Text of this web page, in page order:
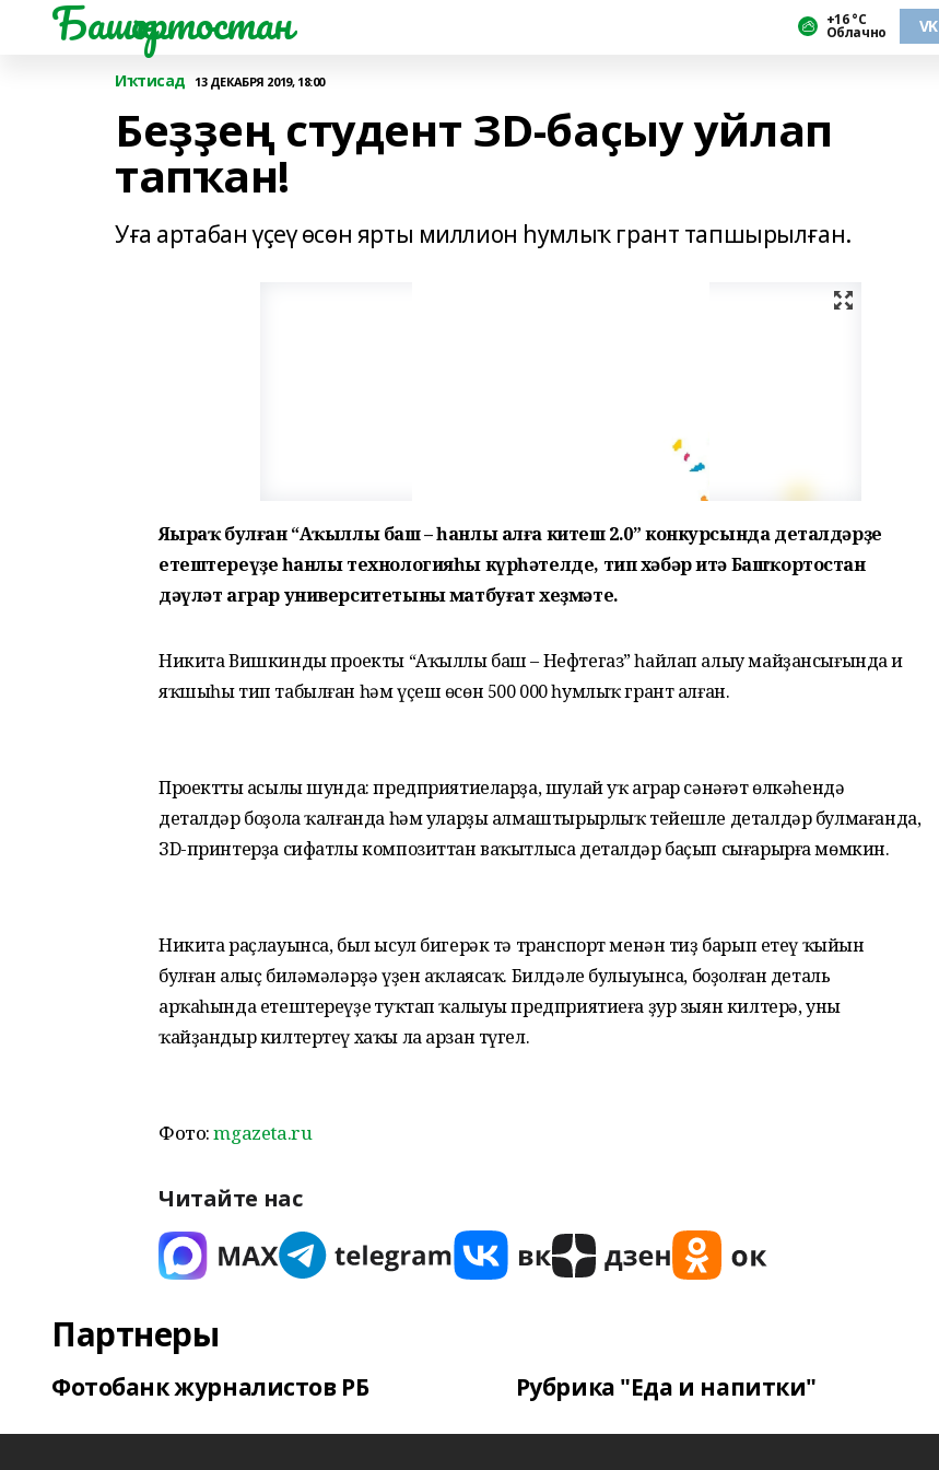
Башҡортостан +16 °С
Облачно VK
Иҡтисад 13 ДЕКАБРЯ 2019, 18:00
Беҙҙең студент ЗD-баҫыу уйлап
тапҡан!
Уға артабан үҫеү өсөн ярты миллион һумлыҡ грант тапшырылған.
Яңыраҡ булған “Аҡыллы баш – һанлы алға китеш 2.0” конкурсында деталдәрҙе
етештереүҙең һанлы технологияһы күрһәтелде, тип хәбәр итә Башҡортостан
дәүләт аграр университетының матбуғат хеҙмәте.
Никита Вишкиндың проекты “Аҡыллы баш – Нефтегаз” һайлап алыу майҙансығында иң
яҡшыһы тип табылған һәм үҫеш өсөн 500 000 һумлыҡ грант алған.
Проекттың асылы шунда: предприятиеларҙа, шулай уҡ аграр сәнәғәт өлкәһендә
деталдәр боҙола ҡалғанда һәм уларҙы алмаштырырлыҡ тейешле деталдәр булмағанда,
ЗD-принтерҙа сифатлы композиттан ваҡытлыса деталдәр баҫып сығарырға мөмкин.
Никита раҫлауынса, был ысул бигерәк тә транспорт менән тиҙ барып етеү ҡыйын
булған алыҫ биләмәләрҙә үҙен аҡлаясаҡ. Билдәле булыуынса, боҙолған деталь
арҡаһында етештереүҙең туҡтап ҡалыуы предприятиеға ҙур зыян килтерә, уны
ҡайҙандыр килтертеү хаҡы ла арзан түгел.
Фото:mgazeta.ru
Читайте нас
Партнеры
Фотобанк журналистов РБ Рубрика "Еда и напитки"